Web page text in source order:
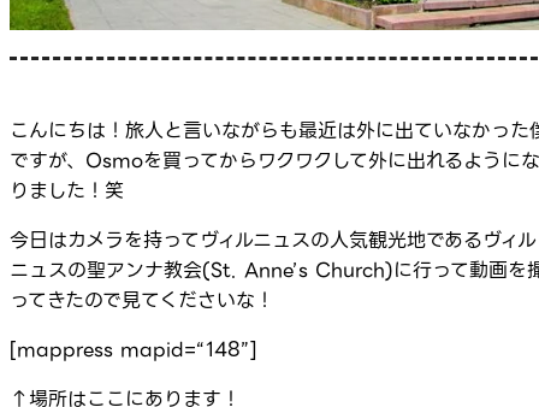
こんにちは！旅人と言いながらも最近は外に出ていなかった
ですが、Osmoを買ってからワクワクして外に出れるようにな
りました！笑
今日はカメラを持ってヴィルニュスの人気観光地であるヴィル
ニュスの聖アンナ教会(St. Anne’s Church)に行って動画を
ってきたので見てくださいな！
[mappress mapid=“148”]
↑場所はここにあります！